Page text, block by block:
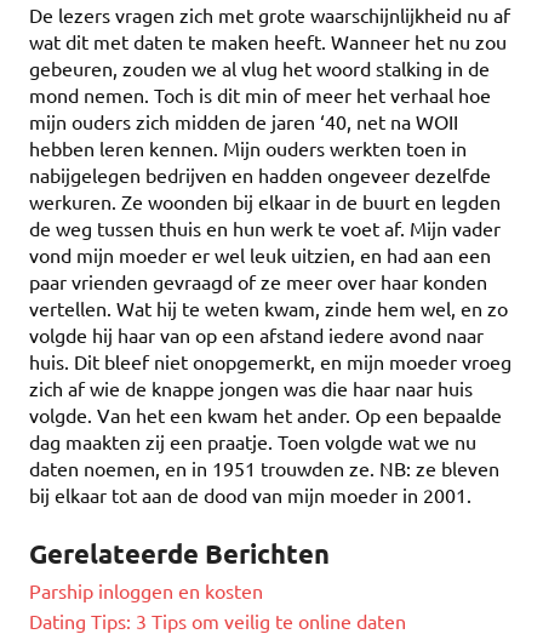
De lezers vragen zich met grote waarschijnlijkheid nu af
wat dit met daten te maken heeft. Wanneer het nu zou
gebeuren, zouden we al vlug het woord stalking in de
mond nemen. Toch is dit min of meer het verhaal hoe
mijn ouders zich midden de jaren ‘40, net na WOII
hebben leren kennen. Mijn ouders werkten toen in
nabijgelegen bedrijven en hadden ongeveer dezelfde
werkuren. Ze woonden bij elkaar in de buurt en legden
de weg tussen thuis en hun werk te voet af. Mijn vader
vond mijn moeder er wel leuk uitzien, en had aan een
paar vrienden gevraagd of ze meer over haar konden
vertellen. Wat hij te weten kwam, zinde hem wel, en zo
volgde hij haar van op een afstand iedere avond naar
huis. Dit bleef niet onopgemerkt, en mijn moeder vroeg
zich af wie de knappe jongen was die haar naar huis
volgde. Van het een kwam het ander. Op een bepaalde
dag maakten zij een praatje. Toen volgde wat we nu
daten noemen, en in 1951 trouwden ze. NB: ze bleven
bij elkaar tot aan de dood van mijn moeder in 2001.
Gerelateerde Berichten
Parship inloggen en kosten
Dating Tips: 3 Tips om veilig te online daten